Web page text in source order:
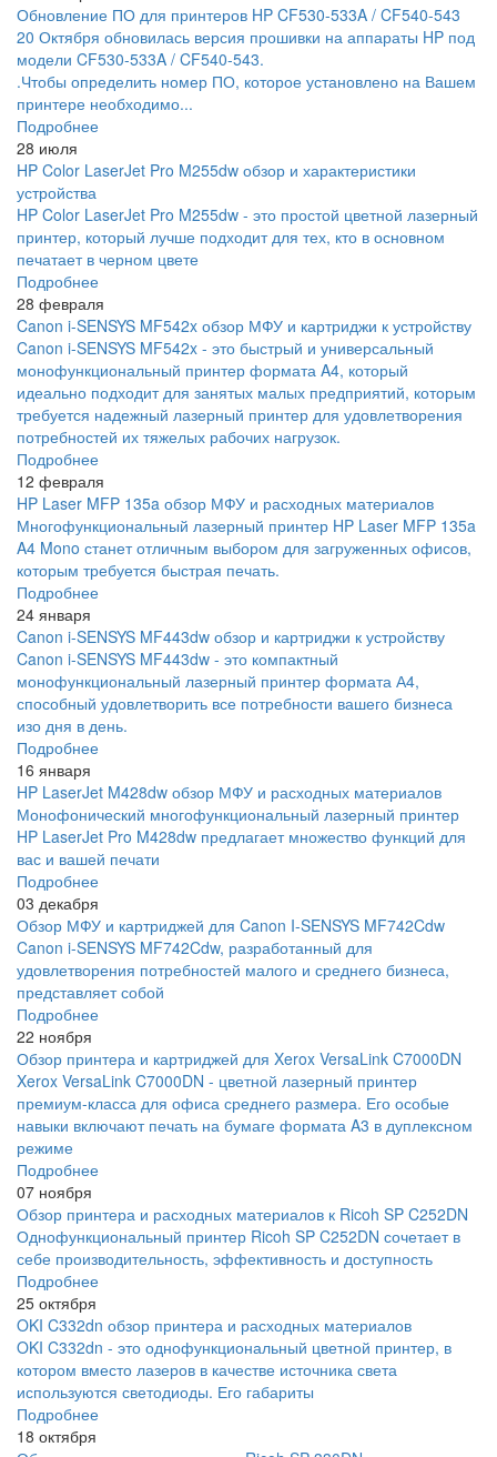
Обновление ПО для принтеров HP CF530-533A / CF540-543
20 Октября обновилась версия прошивки на аппараты HP под
модели CF530-533A / CF540-543.
.Чтобы определить номер ПО, которое установлено на Вашем
принтере необходимо...
Подробнее
28 июля
HP Color LaserJet Pro M255dw обзор и характеристики
устройства
HP Color LaserJet Pro M255dw - это простой цветной лазерный
принтер, который лучше подходит для тех, кто в основном
печатает в черном цвете
Подробнее
28 февраля
Canon i-SENSYS MF542x обзор МФУ и картриджи к устройству
Canon i-SENSYS MF542x - это быстрый и универсальный
монофункциональный принтер формата A4, который
идеально подходит для занятых малых предприятий, которым
требуется надежный лазерный принтер для удовлетворения
потребностей их тяжелых рабочих нагрузок.
Подробнее
12 февраля
HP Laser MFP 135a обзор МФУ и расходных материалов
Многофункциональный лазерный принтер HP Laser MFP 135a
A4 Mono станет отличным выбором для загруженных офисов,
которым требуется быстрая печать.
Подробнее
24 января
Canon i-SENSYS MF443dw обзор и картриджи к устройству
Canon i-SENSYS MF443dw - это компактный
монофункциональный лазерный принтер формата А4,
способный удовлетворить все потребности вашего бизнеса
изо дня в день.
Подробнее
16 января
HP LaserJet M428dw обзор МФУ и расходных материалов
Монофонический многофункциональный лазерный принтер
HP LaserJet Pro M428dw предлагает множество функций для
вас и вашей печати
Подробнее
03 декабря
Обзор МФУ и картриджей для Canon I-SENSYS MF742Cdw
Canon i-SENSYS MF742Cdw, разработанный для
удовлетворения потребностей малого и среднего бизнеса,
представляет собой
Подробнее
22 ноября
Обзор принтера и картриджей для Xerox VersaLink C7000DN
Xerox VersaLink C7000DN - цветной лазерный принтер
премиум-класса для офиса среднего размера. Его особые
навыки включают печать на бумаге формата A3 в дуплексном
режиме
Подробнее
07 ноября
Обзор принтера и расходных материалов к Ricoh SP C252DN
Однофункциональный принтер Ricoh SP C252DN сочетает в
себе производительность, эффективность и доступность
Подробнее
25 октября
OKI C332dn обзор принтера и расходных материалов
OKI C332dn - это однофункциональный цветной принтер, в
котором вместо лазеров в качестве источника света
используются светодиоды. Его габариты
Подробнее
18 октября